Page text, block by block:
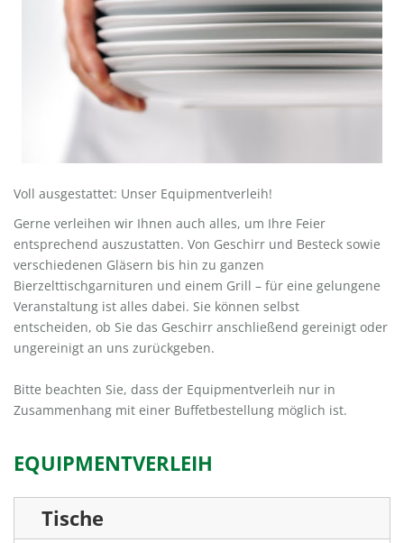
Voll ausgestattet: Unser Equipmentverleih!
Gerne verleihen wir Ihnen auch alles, um Ihre Feier
entsprechend auszustatten. Von Geschirr und Besteck sowie
verschiedenen Gläsern bis hin zu ganzen
Bierzelttischgarnituren und einem Grill – für eine gelungene
Veranstaltung ist alles dabei. Sie können selbst
entscheiden, ob Sie das Geschirr anschließend gereinigt oder
ungereinigt an uns zurückgeben.
Bitte beachten Sie, dass der Equipmentverleih nur in
Zusammenhang mit einer Buffetbestellung möglich ist.
EQUIPMENTVERLEIH
Tische